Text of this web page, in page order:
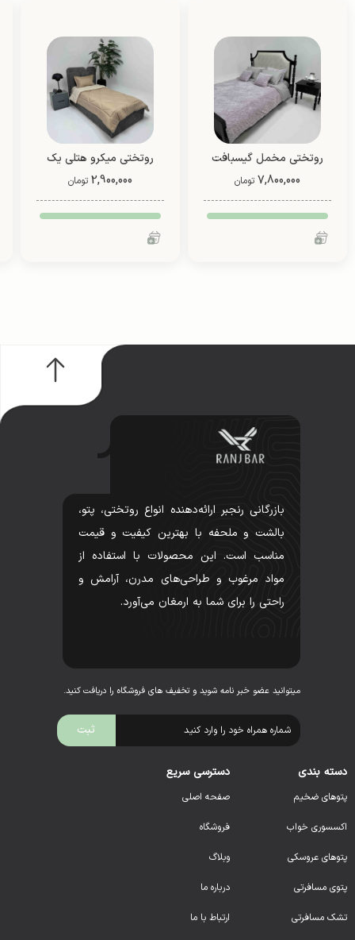
روتختی مخمل گیسبافت
(8 تکه)
7,800,000 تومان
روتختی میکرو هتلی یک
نفره دو رو (طرح 3)
2,900,000 تومان
بازرگانی رنجبر ارائه‌دهنده انواع روتختی، پتو،
بالشت و ملحفه با بهترین کیفیت و قیمت
مناسب است. این محصولات با استفاده از
مواد مرغوب و طراحی‌های مدرن، آرامش و
راحتی را برای شما به ارمغان می‌آورد.
میتوانید عضو خبر نامه شوید و تخفیف های فروشگاه را دریافت کنید.
دسته بندی
پتوهای ضخیم
اکسسوری خواب
پتوهای عروسکی
پتوی مسافرتی
تشک مسافرتی
دسترسی سریع
صفحه اصلی
فروشگاه
وبلاگ
درباره ما
ارتباط با ما